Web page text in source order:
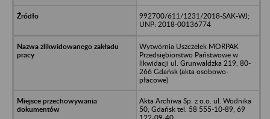
992700/611/1231/2018-SAK-WJ;
UNP: 2018-00136774
Wytwórnia Uszczelek MORPAK
Przedsiębiorstwo Państwowe w
likwidacji ul. Grunwaldzka 219, 80-
266 Gdańsk (akta osobowo-
płacowe)
Akta Archiwa Sp. z o.o. ul. Wodnika
50, Gdańsk tel. 58 555-10-89, 69